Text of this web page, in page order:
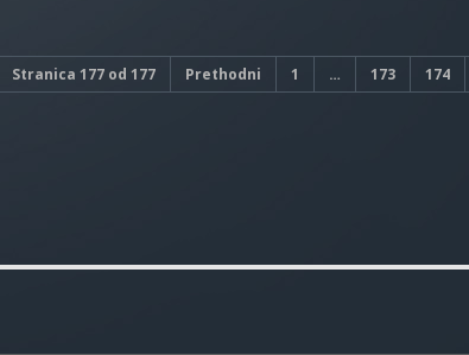
Stranica 177 od 177 Prethodni 1 … 173 174